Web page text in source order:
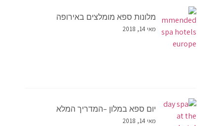
מלונות ספא מומלצים באירופה
מאי 14, 2018
יום ספא במלון –המדריך המלא
מאי 14, 2018